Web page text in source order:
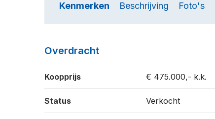
Kenmerken Beschrijving Foto's
Overdracht
Koopprijs € 475.000,- k.k.
Status Verkocht